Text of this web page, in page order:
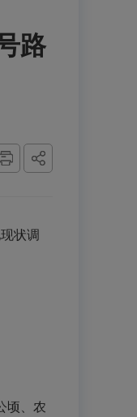
路
状调
顷、农